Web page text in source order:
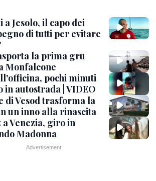
Jesolo, il capo dei
di tutti per evitare
la prima gru
Monfalcone
pochi minuti
in autostrada | VIDEO
di Vesod trasforma la
un inno alla rinascita
Venezia, giro in
Madonna